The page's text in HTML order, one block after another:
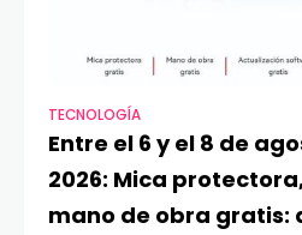
TECNOLOGÍA
Entre el 6 y el 8 de
2026: Mica
mano de obra gratis: